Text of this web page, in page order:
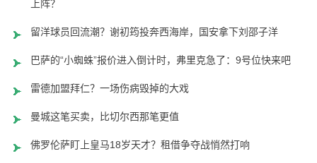
上阵？
留洋球员回流潮？谢初筠投奔西海岸，国安拿下刘邵子洋
巴萨的“小蜘蛛”报价进入倒计时，弗里克急了：9号位快来吧
雷德加盟拜仁？一场伤病毁掉的大戏
曼城这笔买卖，比切尔西那笔更值
佛罗伦萨盯上皇马18岁天才？租借争夺战悄然打响